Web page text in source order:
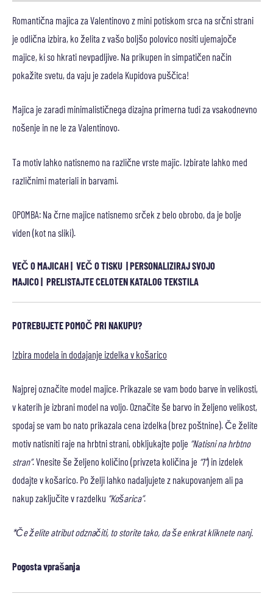
Romantična majica za Valentinovo z mini potiskom srca na srčni strani
je odlična izbira, ko želita z vašo boljšo polovico nositi ujemajoče
majice, ki so hkrati nevpadljive. Na prikupen in simpatičen način
pokažite svetu, da vaju je zadela Kupidova puščica!
Majica je zaradi minimalističnega dizajna primerna tudi za vsakodnevno
nošenje in ne le za Valentinovo.
Ta motiv lahko natisnemo na različne vrste majic. Izbirate lahko med
različnimi materiali in barvami.
OPOMBA: Na črne majice natisnemo srček z belo obrobo, da je bolje
viden (kot na sliki).
VEČ O MAJICAH| VEČ O TISKU |PERSONALIZIRAJ SVOJO
MAJICO| PRELISTAJTE CELOTEN KATALOG TEKSTILA
POTREBUJETE POMOČ PRI NAKUPU?
Izbira modela in dodajanje izdelka v košarico
Najprej označite model majice. Prikazale se vam bodo barve in velikosti,
v katerih je izbrani model na voljo. Označite še barvo in željeno velikost,
spodaj se vam bo nato prikazala cena izdelka (brez poštnine). Če želite
motiv natisniti raje na hrbtni strani, obkljukajte polje “Natisni na hrbtno
stran”. Vnesite še željeno količino (privzeta količina je “1”) in izdelek
dodajte v košarico. Po želji lahko nadaljujete z nakupovanjem ali pa
nakup zaključite v razdelku “Košarica”.
*Če želite atribut odznačiti, to storite tako, da še enkrat kliknete nanj.
Pogosta vprašanja